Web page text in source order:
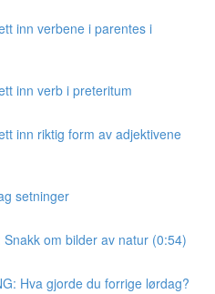
inn verbene i parentes i
inn verb i preteritum
inn riktig form av adjektivene
setninger
om bilder av natur (0:54)
Hva gjorde du forrige lørdag?